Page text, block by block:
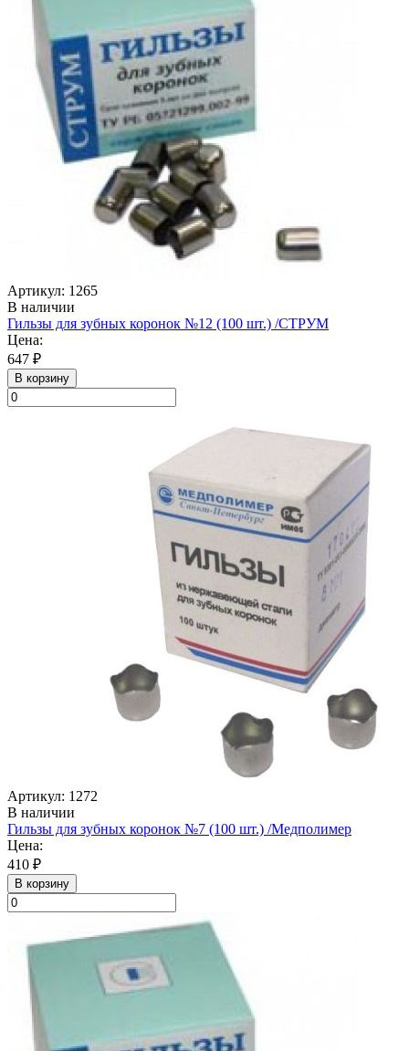
Артикул: 1265
В наличии
Гильзы для зубных коронок №12 (100 шт.) /СТРУМ
Цена:
647 ₽
В корзину
Артикул: 1272
В наличии
Гильзы для зубных коронок №7 (100 шт.) /Медполимер
Цена:
410 ₽
В корзину